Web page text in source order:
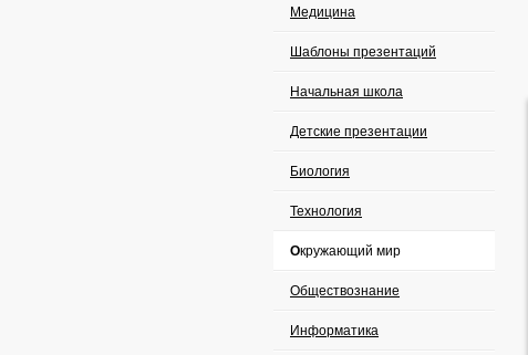
Медицина
Шаблоны презентаций
Начальная школа
Детские презентации
Биология
Технология
Окружающий мир
Обществознание
Информатика